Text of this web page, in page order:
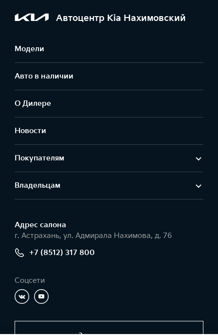
Автоцентр Kia Нахимовский
Модели
Авто в наличии
О Дилере
Новости
Покупателям
Владельцам
Адрес салонa
г. Астрахань, ул. Адмирала Нахимова, д. 76
+7 (8512) 317 800
Соцсети